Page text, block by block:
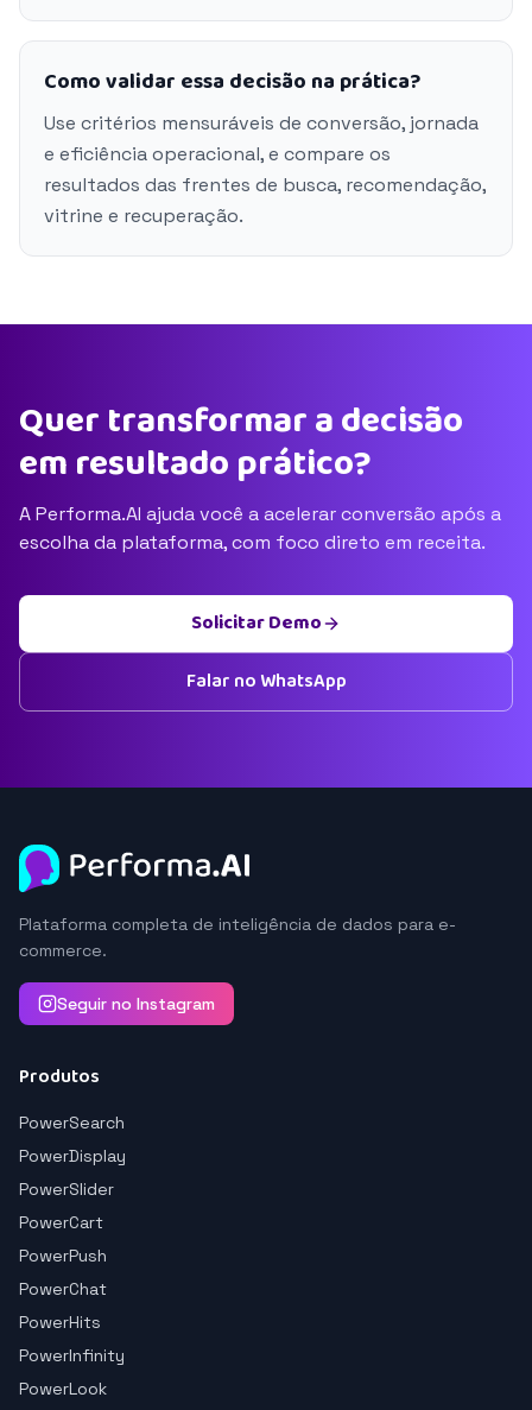
Como validar essa decisão na prática?
Use critérios mensuráveis de conversão, jornada
e eficiência operacional, e compare os
resultados das frentes de busca, recomendação,
vitrine e recuperação.
Quer transformar a decisão
em resultado prático?
A Performa.AI ajuda você a acelerar conversão após a
escolha da plataforma, com foco direto em receita.
Solicitar Demo
Falar no WhatsApp
Plataforma completa de inteligência de dados para e-
commerce.
Seguir no Instagram
Produtos
PowerSearch
PowerDisplay
PowerSlider
PowerCart
PowerPush
PowerChat
PowerHits
PowerInfinity
PowerLook